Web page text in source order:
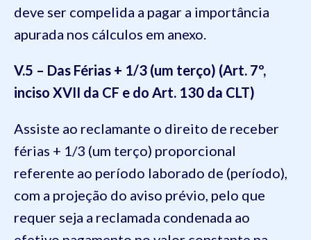
deve ser compelida a pagar a importância
apurada nos cálculos em anexo.
V.5 – Das Férias + 1/3 (um terço) (Art. 7º,
inciso XVII da CF e do Art. 130 da CLT)
Assiste ao reclamante o direito de receber
férias + 1/3 (um terço) proporcional
referente ao período laborado de (período),
com a projeção do aviso prévio, pelo que
requer seja a reclamada condenada ao